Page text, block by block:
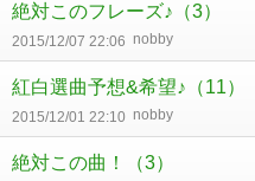
絶対このフレーズ♪ （3）
2015/12/07 22:06 nobby
紅白選曲予想&希望♪ （11）
2015/12/01 22:10 nobby
絶対この曲！ （3）